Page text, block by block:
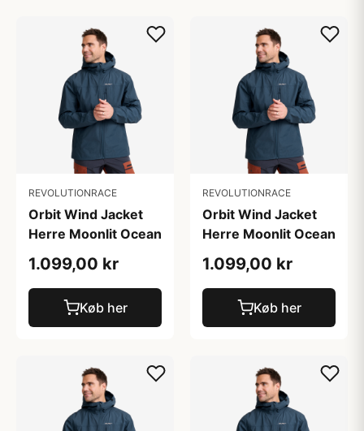
REVOLUTIONRACE
Orbit Wind Jacket
Herre Moonlit Ocean
1.099,00 kr
Køb her
REVOLUTIONRACE
Orbit Wind Jacket
Herre Moonlit Ocean
1.099,00 kr
Køb her